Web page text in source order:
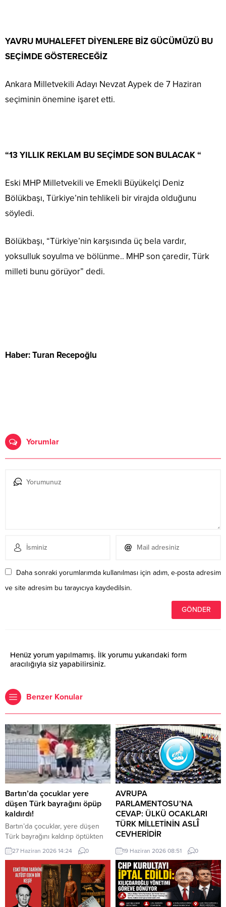
YAVRU MUHALEFET DİYENLERE BİZ GÜCÜMÜZÜ BU
SEÇİMDE GÖSTERECEĞİZ
Ankara Milletvekili Adayı Nevzat Aypek de 7 Haziran
seçiminin önemine işaret etti.
“13 YILLIK REKLAM BU SEÇİMDE SON BULACAK “
Eski MHP Milletvekili ve Emekli Büyükelçi Deniz
Bölükbaşı, Türkiye’nin tehlikeli bir virajda olduğunu
söyledi.
Bölükbaşı, “Türkiye’nin karşısında üç bela vardır,
yoksulluk soyulma ve bölünme.. MHP son çaredir, Türk
milleti bunu görüyor” dedi.
Haber: Turan Recepoğlu
Yorumlar
Daha sonraki yorumlarımda kullanılması için adım, e-posta adresim
ve site adresim bu tarayıcıya kaydedilsin.
Henüz yorum yapılmamış. İlk yorumu yukarıdaki form
aracılığıyla siz yapabilirsiniz.
Benzer Konular
Bartın’da çocuklar yere
düşen Türk bayrağını öpüp
kaldırdı!
Bartın’da çocuklar, yere düşen
Türk bayrağını kaldırıp öptükten
sonra gelen itfaiye ekiplerinin de
yardımıyla göndere çekti. O anlar
cep telefonu kamerası tarafından
kaydedildi. Yerden kaldırıp öptüler
Kemerköprü Mahallesi’nde dün
akşam saatlerinde Cumhuriyet
27 Haziran 2026 14:24 0
AVRUPA
PARLAMENTOSU’NA
CEVAP: ÜLKÜ OCAKLARI
TÜRK MİLLETİNİN ASLÎ
CEVHERİDİR
MHP milletvekili Prof. Dr. İlyas
Topsakal AB parlamentosuna
cevap verdi: Avrupa
Parlamentosu tarafından 17
Haziran 2026 tarihinde kabul
edilen Türkiye Raporu, teknik bir
19 Haziran 2026 08:51 0